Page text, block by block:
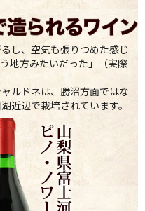
し、空気も張りつめた感じ
地方みたいだった」（実際
ルドネは、勝沼方面ではな
近辺で栽培されています。